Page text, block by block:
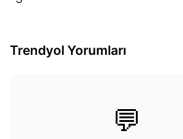
Trendyol Yorumları
💬